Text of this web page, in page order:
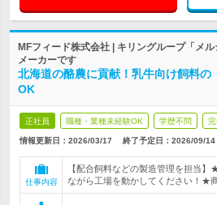
MFフィード株式会社 | キリングループ「メ
メーカーです
北海道の酪農に貢献！乳牛向け飼料
OK
正社員 職種・業種未経験OK 学歴不問
情報更新日：2026/03/17 終了予定日： 2026/09/14
仕事内容
【配合飼料などの製造管理を担当
ながら工場を動かしてください！★